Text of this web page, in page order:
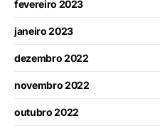
fevereiro 2023
janeiro 2023
dezembro 2022
novembro 2022
outubro 2022